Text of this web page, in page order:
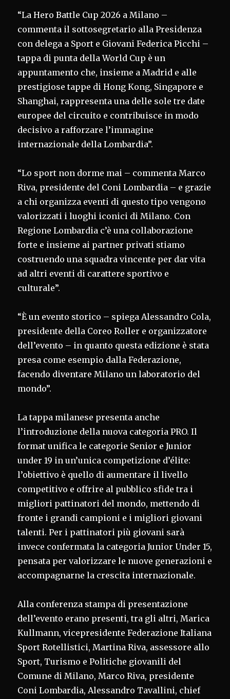
“La Hero Battle Cup 2026 a Milano –
commenta il sottosegretario alla Presidenza
con delega a Sport e Giovani Federica Picchi –
tappa di punta della World Cup è un
appuntamento che, insieme a Madrid e alle
prestigiose tappe di Hong Kong, Singapore e
Shanghai, rappresenta una delle sole tre date
europee del circuito e contribuisce in modo
decisivo a rafforzare l’immagine
internazionale della Lombardia”.
“Lo sport non dorme mai – commenta Marco
Riva, presidente del Coni Lombardia – e grazie
a chi organizza eventi di questo tipo vengono
valorizzati i luoghi iconici di Milano. Con
Regione Lombardia c’è una collaborazione
forte e insieme ai partner privati stiamo
costruendo una squadra vincente per dar vita
ad altri eventi di carattere sportivo e
culturale”.
“È un evento storico – spiega Alessandro Cola,
presidente della Coreo Roller e organizzatore
dell’evento – in quanto questa edizione è stata
presa come esempio dalla Federazione,
facendo diventare Milano un laboratorio del
mondo”.
La tappa milanese presenta anche
l’introduzione della nuova categoria PRO. Il
format unifica le categorie Senior e Junior
under 19 in un’unica competizione d’élite:
l’obiettivo è quello di aumentare il livello
competitivo e offrire al pubblico sfide tra i
migliori pattinatori del mondo, mettendo di
fronte i grandi campioni e i migliori giovani
talenti. Per i pattinatori più giovani sarà
invece confermata la categoria Junior Under 15,
pensata per valorizzare le nuove generazioni e
accompagnarne la crescita internazionale.
Alla conferenza stampa di presentazione
dell’evento erano presenti, tra gli altri, Marica
Kullmann, vicepresidente Federazione Italiana
Sport Rotellistici, Martina Riva, assessore allo
Sport, Turismo e Politiche giovanili del
Comune di Milano, Marco Riva, presidente
Coni Lombardia, Alessandro Tavallini, chief